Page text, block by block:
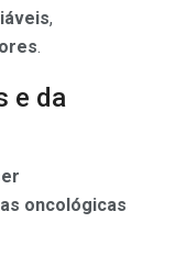
,
.
e da
oncológicas